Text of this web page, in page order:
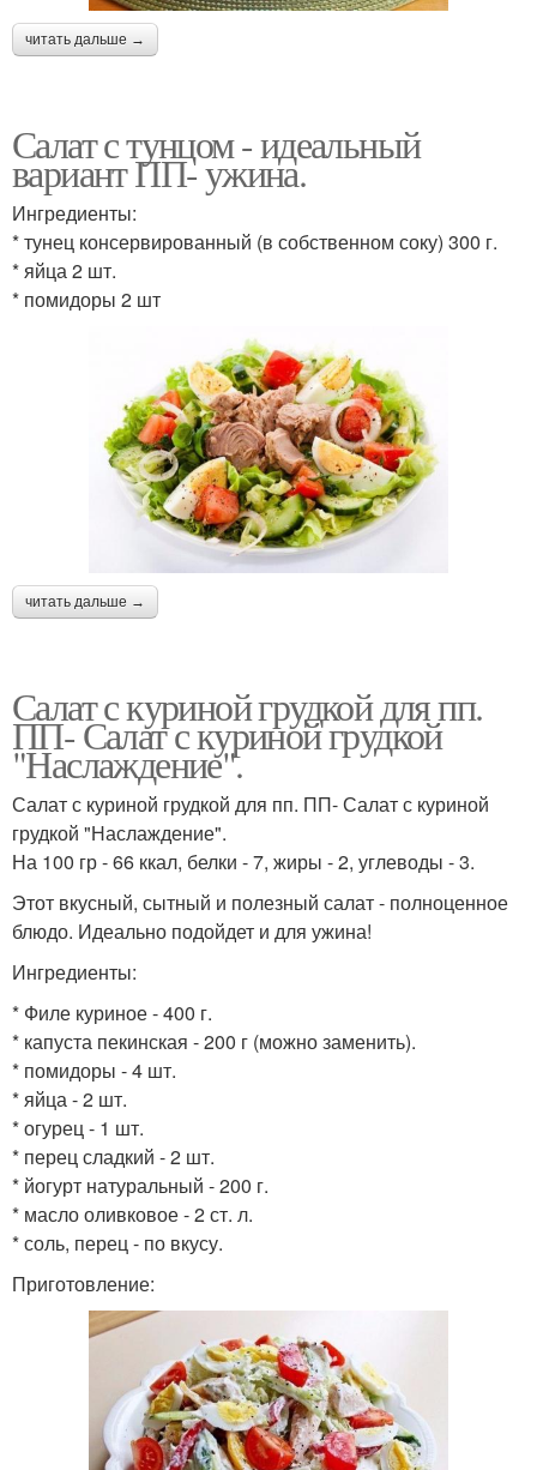
читать дальше →
Салат с тунцом - идеальный
вариант ПП- ужина.
Ингредиенты:
* тунец консервированный (в собственном соку) 300 г.
* яйца 2 шт.
* помидоры 2 шт
читать дальше →
Салат с куриной грудкой для пп.
ПП- Салат с куриной грудкой
"Наслаждение".
Салат с куриной грудкой для пп. ПП- Салат с куриной
грудкой "Наслаждение".
На 100 гр - 66 ккал, белки - 7, жиры - 2, углеводы - 3.
Этот вкусный, сытный и полезный салат - полноценное
блюдо. Идеально подойдет и для ужина!
Ингредиенты:
* Филе куриное - 400 г.
* капуста пекинская - 200 г (можно заменить).
* помидоры - 4 шт.
* яйца - 2 шт.
* огурец - 1 шт.
* перец сладкий - 2 шт.
* йогурт натуральный - 200 г.
* масло оливковое - 2 ст. л.
* соль, перец - по вкусу.
Приготовление: